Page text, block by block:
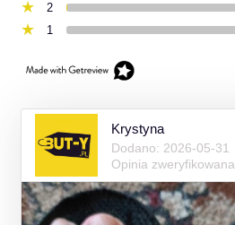
2
1
Krystyna
Dodano: 2026-05-31
Opinia zweryfikowana